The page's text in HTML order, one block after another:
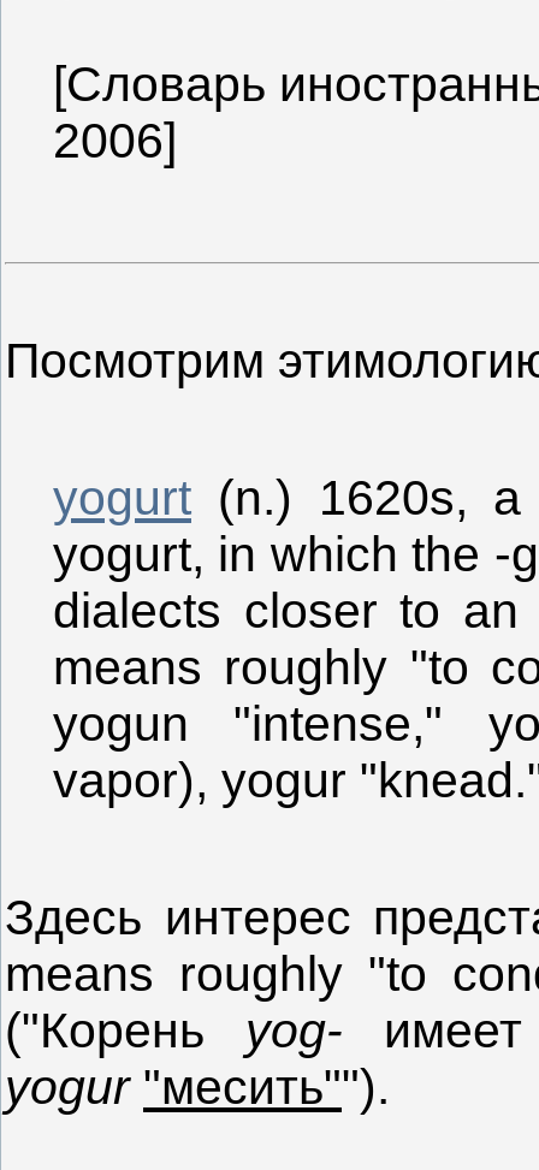
[Словарь
2006]
Посмотрим
yogurt (n.) 1620s, a
yogurt, in which the -
dialects closer to
means roughly "to
yogun "intense,"
vapor), yogur
Здесь интерес
means roughly "to
("Корень yog-
yogur "месить"").